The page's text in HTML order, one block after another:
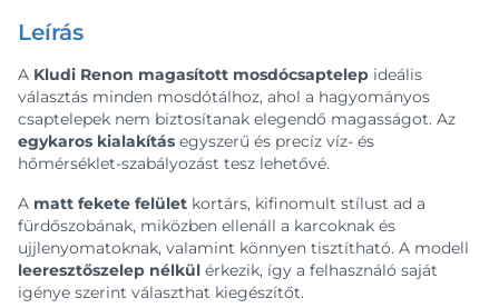
Leírás
A Kludi Renon magasított mosdócsaptelep ideális
választás minden mosdótálhoz, ahol a hagyományos
csaptelepek nem biztosítanak elegendő magasságot. Az
egykaros kialakítás egyszerű és precíz víz- és
hőmérséklet-szabályozást tesz lehetővé.
A matt fekete felület kortárs, kifinomult stílust ad a
fürdőszobának, miközben ellenáll a karcoknak és
ujjlenyomatoknak, valamint könnyen tisztítható. A modell
leeresztőszelep nélkül érkezik, így a felhasználó saját
igénye szerint választhat kiegészítőt.